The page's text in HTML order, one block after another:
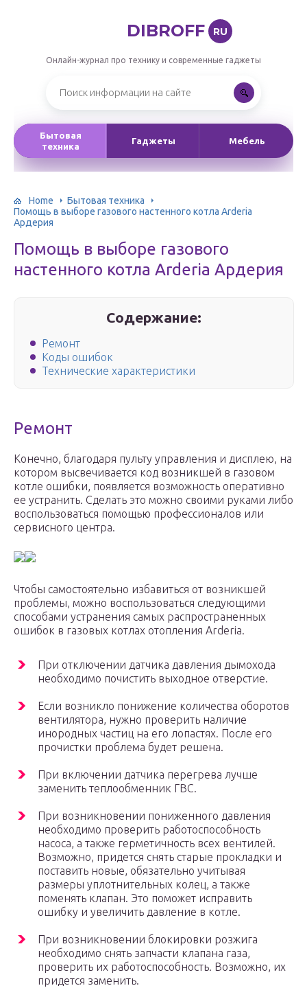
DIBROFF RU
Онлайн-журнал про технику и современные гаджеты
Бытовая
техника
Гаджеты Мебель
Home
Бытовая техника
Помощь в выборе газового настенного котла Arderia
Ардерия
Помощь в выборе газового
настенного котла Arderia Ардерия
Содержание:
Ремонт
Коды ошибок
Технические характеристики
Ремонт
Конечно, благодаря пульту управления и дисплею, на
котором высвечивается код возникшей в газовом
котле ошибки, появляется возможность оперативно
ее устранить. Сделать это можно своими руками либо
воспользоваться помощью профессионалов или
сервисного центра.
Чтобы самостоятельно избавиться от возникшей
проблемы, можно воспользоваться следующими
способами устранения самых распространенных
ошибок в газовых котлах отопления Arderia.
При отключении датчика давления дымохода
необходимо почистить выходное отверстие.
Если возникло понижение количества оборотов
вентилятора, нужно проверить наличие
инородных частиц на его лопастях. После его
прочистки проблема будет решена.
При включении датчика перегрева лучше
заменить теплообменник ГВС.
При возникновении пониженного давления
необходимо проверить работоспособность
насоса, а также герметичность всех вентилей.
Возможно, придется снять старые прокладки и
поставить новые, обязательно учитывая
размеры уплотнительных колец, а также
поменять клапан. Это поможет исправить
ошибку и увеличить давление в котле.
При возникновении блокировки розжига
необходимо снять запчасти клапана газа,
проверить их работоспособность. Возможно, их
придется заменить.